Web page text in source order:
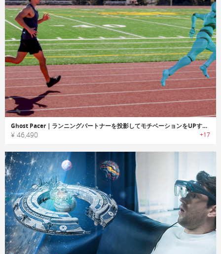
Ghost Pacer｜ランニングパートナーを投影してモチベーションをUPするARグラス「ゴーストペーサー」
¥ 46,490 +17